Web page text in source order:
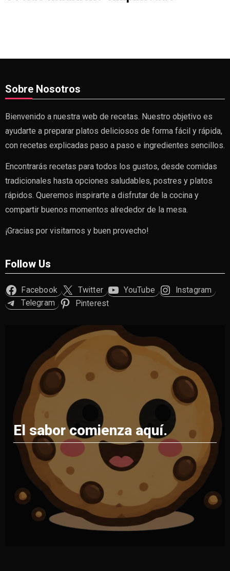
Sobre Nosotros
Bienvenido a nuestra web de recetas. Nuestro objetivo es
ayudarte a preparar platos deliciosos de forma fácil y rápida,
con recetas explicadas paso a paso e ingredientes sencillos.
Encontrarás recetas para todos los gustos, desde comidas
tradicionales hasta opciones saludables, postres y platos
rápidos. Queremos inspirarte a disfrutar de la cocina y
compartir buenos momentos alrededor de la mesa.
¡Gracias por visitarnos y buen provecho!
Follow Us
Facebook Twitter YouTube
Instagram
Telegram
Pinterest
El sabor comienza aquí.